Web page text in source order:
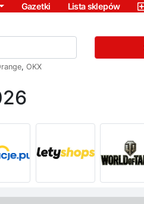
Gazetki Lista sklepów
, OKX